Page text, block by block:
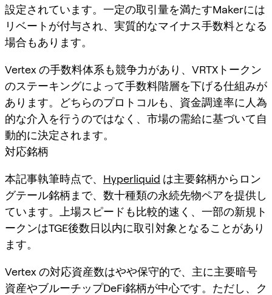
設定されています。一定の取引量を満たすMakerには
リベートが付与され、実質的なマイナス手数料となる
場合もあります。
Vertex の手数料体系も競争力があり、VRTXトークン
のステーキングによって手数料階層を下げる仕組みが
あります。どちらのプロトコルも、資金調達率に人為
的な介入を行うのではなく、市場の需給に基づいて自
動的に決定されます。
対応銘柄
本記事執筆時点で、 Hyperliquid は主要銘柄からロン
グテール銘柄まで、数十種類の永続先物ペアを提供し
ています。上場スピードも比較的速く、一部の新規ト
ークンはTGE後数日以内に取引対象となることがあり
ます。
Vertex の対応資産数はやや保守的で、主に主要暗号
資産やブルーチップDeFi銘柄が中心です。ただし、ク